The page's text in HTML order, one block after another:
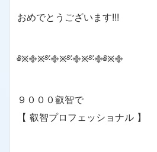
おめでとうございます!!!
༅྿࿇྿࿔࿒࿇྿࿔࿒࿇྿࿔࿒࿇༅྿࿇
９０００叡智で
【 叡智プロフェッショナル 】